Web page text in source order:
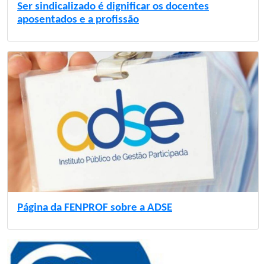
Ser sindicalizado é dignificar os docentes
aposentados e a profissão
Página da FENPROF sobre a ADSE